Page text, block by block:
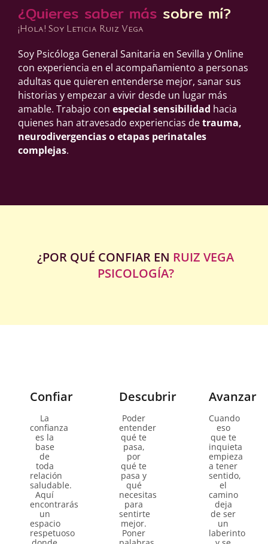
¿Quieres saber más sobre mí?
¡Hola! Soy Leticia Ruiz Vega
Soy Psicóloga General Sanitaria en Sevilla y Online
con experiencia en el acompañamiento a personas
adultas que quieren entenderse mejor, sanar sus
historias y empezar a vivir desde un lugar más
amable. Trabajo con especial sensibilidad hacia
quienes han atravesado experiencias detrauma,
neurodivergencias o etapas perinatales
complejas.
¿POR QUÉ CONFIAR EN RUIZ VEGA
PSICOLOGÍA?
Confiar
La
confianza
es la
base
de
toda
relación
saludable.
Aquí
encontrarás
un
espacio
respetuoso
Descubrir
Poder
entender
qué te
pasa,
por
qué te
pasa y
qué
necesitas
para
sentirte
mejor.
Poner
Avanzar
Cuando
eso
que te
inquieta
empieza
a tener
sentido,
el
camino
deja
de ser
un
laberinto